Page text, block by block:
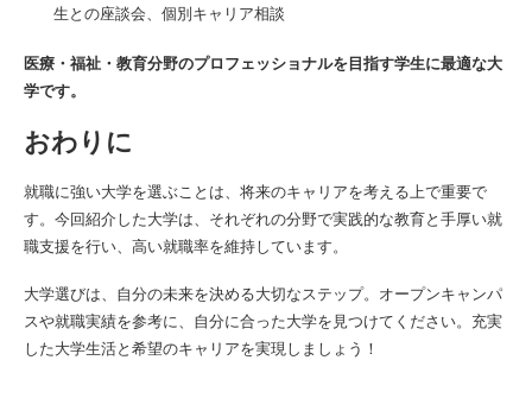
生との座談会、個別キャリア相談
医療・福祉・教育分野のプロフェッショナルを目指す学生に最適な大
学です。
おわりに
就職に強い大学を選ぶことは、将来のキャリアを考える上で重要で
す。今回紹介した大学は、それぞれの分野で実践的な教育と手厚い就
職支援を行い、高い就職率を維持しています。
大学選びは、自分の未来を決める大切なステップ。オープンキャンパ
スや就職実績を参考に、自分に合った大学を見つけてください。充実
した大学生活と希望のキャリアを実現しましょう！